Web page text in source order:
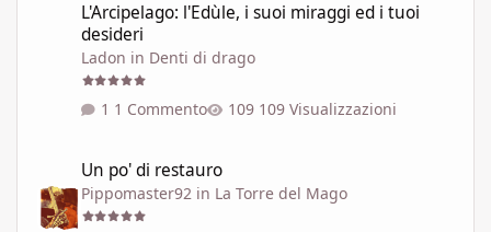
L'Arcipelago: l'Edùle, i suoi miraggi ed i tuoi
desideri
Ladon in Denti di drago
1 Commento 109 Visualizzazioni
Un po' di restauro
Pippomaster92 in La Torre del Mago